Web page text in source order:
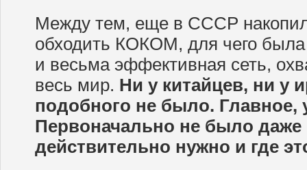
Между тем, еще в СССР
обходить КОКОМ, для чего была
и весьма эффективная сеть,
весь мир. Ни у китайцев, ни у
подобного не было. Главное,
Первоначально не было
действительно нужно и где